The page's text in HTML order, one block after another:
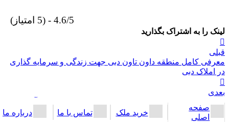
4.6/5 - (5 امتیاز)
لینک را به اشتراک بگذارید
راهبری
نوشته
قبلی
معرفی کامل منطقه داون تاون دبی جهت زندگی و سرمایه گذاری
در املاک دبی
بعدی
صفحه
اصلی
خرید ملک تماس با ما درباره ما